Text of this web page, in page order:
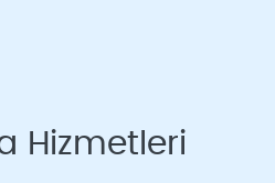
Hizmetleri